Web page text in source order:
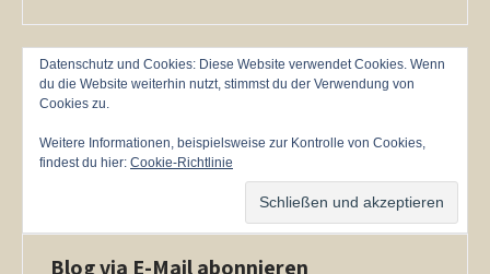
Datenschutz und Cookies: Diese Website verwendet Cookies. Wenn
du die Website weiterhin nutzt, stimmst du der Verwendung von
Cookies zu.
Weitere Informationen, beispielsweise zur Kontrolle von Cookies,
findest du hier: Cookie-Richtlinie
Blog via E-Mail abonnieren